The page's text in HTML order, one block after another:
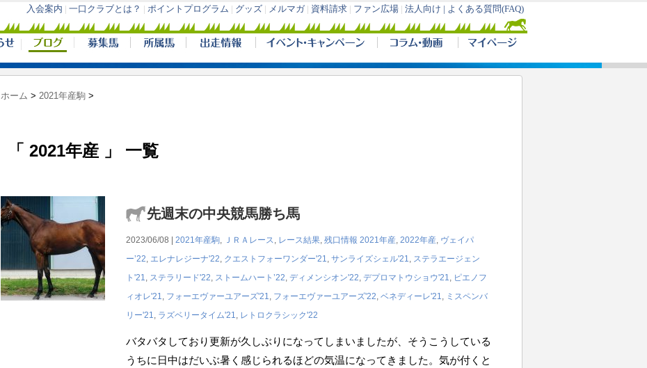
ホーム > 2021年産駒 >
「 2021年産 」 一覧
先週末の中央競馬勝ち馬
2023/06/08 | 2021年産駒, ＪＲＡレース, レース結果, 残口情報 2021年産, 2022年産, ヴェイパ
ー’22, エレナレジーナ'22, クエストフォーワンダー'21, サンライズシェル'21, ステラエージェン
ト'21, ステラリード'22, ストームハート’22, ディメンシオン'22, デプロマトウショウ'21, ピエノフ
ィオレ'21, フォーエヴァーユアーズ'21, フォーエヴァーユアーズ'22, ベネディーレ'21, ミスペンバ
リー'21, ラズベリータイム'21, レトロクラシック'22
バタバタしており更新が久しぶりになってしまいましたが、そうこうしている
うちに日中はだいぶ暑く感じられるほどの気温になってきました。気が付くと